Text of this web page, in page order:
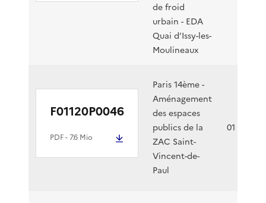
de froid
urbain - EDA
Quai d’Issy-les-
Moulineaux
F01120P0046
PDF- 7.6 Mio
Paris 14ème -
Aménagement
des espaces
publics de la
ZAC Saint-
Vincent-de-
Paul
01 04